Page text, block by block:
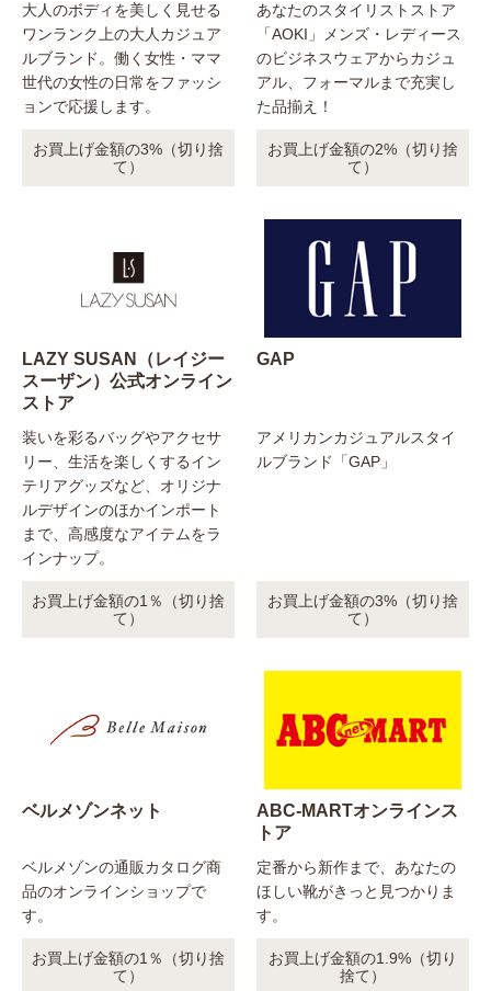
大人のボディを美しく見せる
ワンランク上の大人カジュア
ルブランド。働く女性・ママ
世代の女性の日常をファッシ
ョンで応援します。
お買上げ金額の3%（切り捨
て）
あなたのスタイリストストア
「AOKI」メンズ・レディース
のビジネスウェアからカジュ
アル、フォーマルまで充実し
た品揃え！
お買上げ金額の2%（切り捨
て）
LAZY SUSAN（レイジー
スーザン）公式オンライン
ストア
装いを彩るバッグやアクセサ
リー、生活を楽しくするイン
テリアグッズなど、オリジナ
ルデザインのほかインポート
まで、高感度なアイテムをラ
インナップ。
お買上げ金額の1％（切り捨
て）
GAP
アメリカンカジュアルスタイ
ルブランド「GAP」
お買上げ金額の3%（切り捨
て）
ベルメゾンネット
ベルメゾンの通販カタログ商
品のオンラインショップで
す。
お買上げ金額の1％（切り捨
て）
ABC-MARTオンラインス
トア
定番から新作まで、あなたの
ほしい靴がきっと見つかりま
す。
お買上げ金額の1.9%（切り
捨て）